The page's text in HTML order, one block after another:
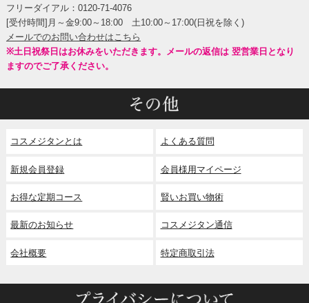
フリーダイアル：0120-71-4076
[受付時間]月～金9:00～18:00 土10:00～17:00(日祝を除く)
メールでのお問い合わせはこちら
※土日祝祭日はお休みをいただきます。メールの返信は 翌営業日となり
ますのでご了承ください。
コスメジタンとは
新規会員登録
お得な定期コース
最新のお知らせ
会社概要
よくある質問
会員様用マイページ
賢いお買い物術
コスメジタン通信
特定商取引法